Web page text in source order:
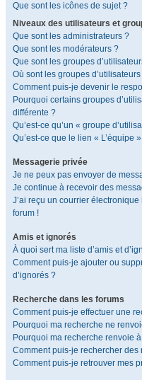
Que sont les icônes de sujet ?
Niveaux des utilisateurs et
Que sont les administrateurs ?
Que sont les modérateurs ?
Que sont les groupes
Où sont les groupes
Comment puis-je devenir le
Pourquoi certains groupes
différente ?
Qu’est-ce qu’un « groupe
Qu’est-ce que le lien « L’équipe
Messagerie privée
Je ne peux pas envoyer de
Je continue à recevoir des
J’ai reçu un courrier
forum !
Amis et ignorés
À quoi sert ma liste d’amis et
Comment puis-je ajouter ou
d’ignorés ?
Recherche dans les forums
Comment puis-je effectuer une
Pourquoi ma recherche ne
Pourquoi ma recherche renvoie
Comment puis-je rechercher des
Comment puis-je retrouver mes